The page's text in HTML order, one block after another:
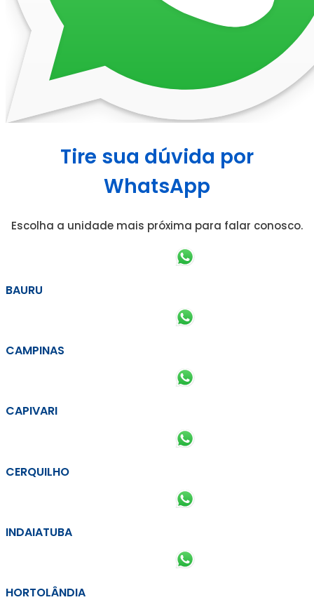
Tire sua dúvida por
WhatsApp
Escolha a unidade mais próxima para falar conosco.
BAURU
CAMPINAS
CAPIVARI
CERQUILHO
INDAIATUBA
HORTOLÂNDIA